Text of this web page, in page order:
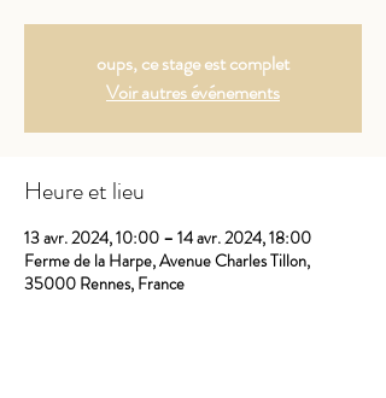
oups, ce stage est complet
Voir autres événements
Heure et lieu
13 avr. 2024, 10:00 – 14 avr. 2024, 18:00
Ferme de la Harpe, Avenue Charles Tillon,
35000 Rennes, France